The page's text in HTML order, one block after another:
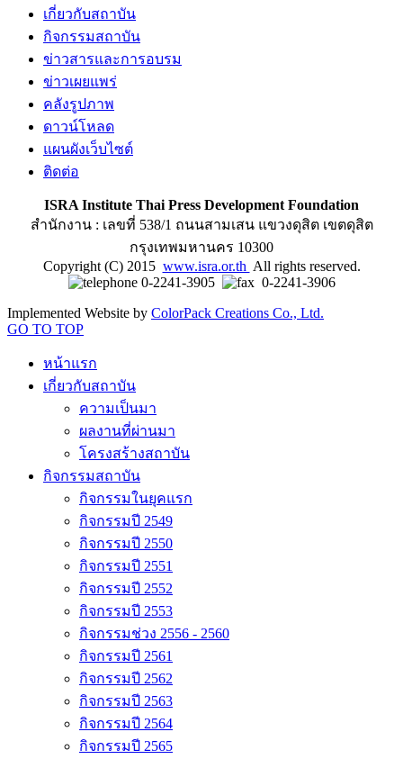
เกี่ยวกับสถาบัน
กิจกรรมสถาบัน
ข่าวสารและการอบรม
ข่าวเผยแพร่
คลังรูปภาพ
ดาวน์โหลด
แผนผังเว็บไซต์
ติดต่อ
ISRA Institute Thai Press Development Foundation
สำนักงาน : เลขที่ 538/1 ถนนสามเสน แขวงดุสิต เขตดุสิต
กรุงเทพมหานคร 10300
Copyright (C) 2015 www.isra.or.th All rights reserved.
0-2241-3905
0-2241-3906
Implemented Website by ColorPack Creations Co., Ltd.
GO TO TOP
หน้าแรก
เกี่ยวกับสถาบัน
ความเป็นมา
ผลงานที่ผ่านมา
โครงสร้างสถาบัน
กิจกรรมสถาบัน
กิจกรรมในยุคแรก
กิจกรรมปี 2549
กิจกรรมปี 2550
กิจกรรมปี 2551
กิจกรรมปี 2552
กิจกรรมปี 2553
กิจกรรมช่วง 2556 - 2560
กิจกรรมปี 2561
กิจกรรมปี 2562
กิจกรรมปี 2563
กิจกรรมปี 2564
กิจกรรมปี 2565